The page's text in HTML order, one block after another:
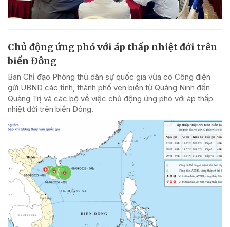
Chủ động ứng phó với áp thấp nhiệt đới trên
biển Đông
Ban Chỉ đạo Phòng thủ dân sự quốc gia vừa có Công điện
gửi UBND các tỉnh, thành phố ven biển từ Quảng Ninh đến
Quảng Trị và các bộ về việc chủ động ứng phó với áp thấp
nhiệt đới trên biển Đông.